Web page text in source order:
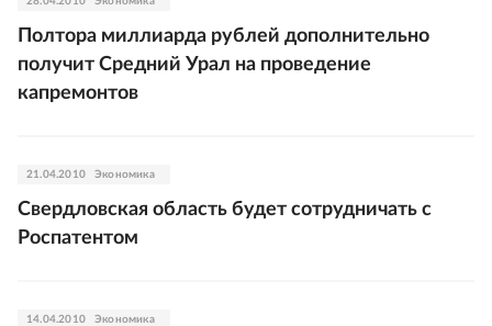
Полтора миллиарда рублей дополнительно
получит Средний Урал на проведение
капремонтов
21.04.2010 Экономика
Свердловская область будет сотрудничать с
Роспатентом
14.04.2010 Экономика